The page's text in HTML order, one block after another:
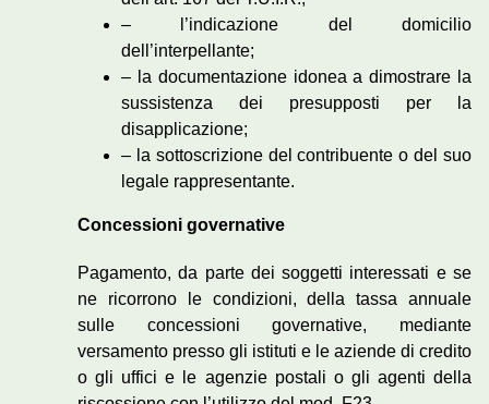
– l’indicazione del domicilio
dell’interpellante;
– la documentazione idonea a dimostrare la
sussistenza dei presupposti per la
disapplicazione;
– la sottoscrizione del contribuente o del suo
legale rappresentante.
Concessioni governative
Pagamento, da parte dei soggetti interessati e se
ne ricorrono le condizioni, della tassa annuale
sulle concessioni governative, mediante
versamento presso gli istituti e le aziende di credito
o gli uffici e le agenzie postali o gli agenti della